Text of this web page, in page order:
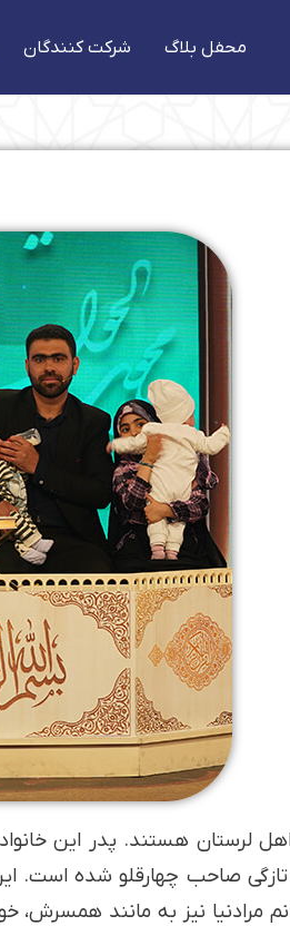
محفل بلاگ شرکت کنندگان
اهل لرستان هستند. پدر این
است و به تازگی صاحب چهارقلو
مرادنیا نیز به مانند